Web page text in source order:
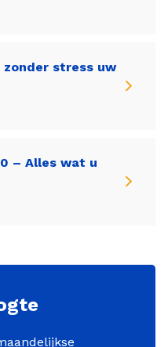
zonder stress uw
– Alles wat u